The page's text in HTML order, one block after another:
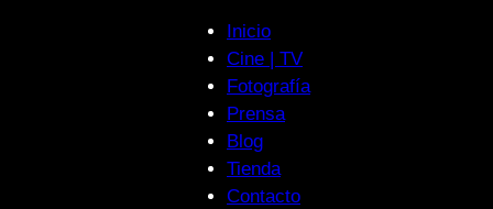
Inicio
Cine | TV
Fotografía
Prensa
Blog
Tienda
Contacto